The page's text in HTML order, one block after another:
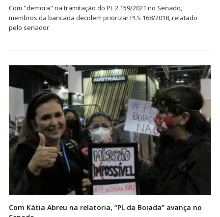
Com "demora" na tramitação do PL 2.159/2021 no Senado,
membros da bancada decidem priorizar PLS 168/2018, relatado
pelo senador
Com Kátia Abreu na relatoria, “PL da Boiada” avança no